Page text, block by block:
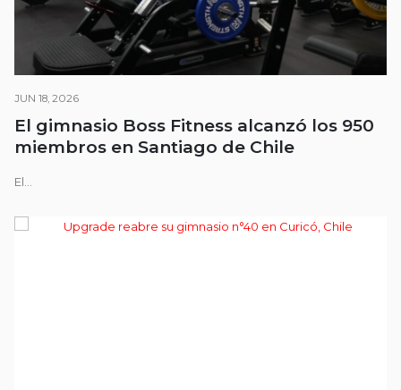
JUN 18, 2026
El gimnasio Boss Fitness alcanzó los 950
miembros en Santiago de Chile
El...